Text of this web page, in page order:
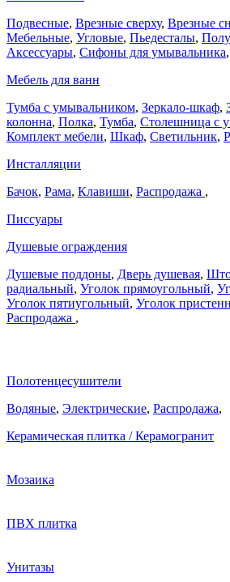
Подвесные, Врезные сверху, Врезные
Мебельные, Угловые, Пьедесталы,
Аксессуары, Сифоны для умывальника,
Мебель для ванн
Тумба с умывальником, Зеркало-шкаф,
колонна, Полка, Тумба, Столешница с
Комплект мебели, Шкаф, Светильник,
Инсталляции
Бачок, Рама, Клавиши, Распродажа ,
Писсуары
Душевые ограждения
Душевые поддоны, Дверь душевая,
радиальный, Уголок прямоугольный,
Уголок пятиугольный, Уголок
Распродажа ,
Полотенцесушители
Водяные, Электрические, Распродажа,
Керамическая плитка / Керамогранит
Мозаика
ПВХ плитка
Унитазы